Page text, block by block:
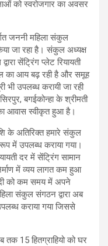
को स्वरोजगार का अवसर
जननी महिला संकुल
जा रहा है। संकुल अध्यक्ष
सेंट्रिंग प्लेट रियायती
का आय बढ़ रही है और समूह
भी उपलब्ध करायी जा रही
बगईकोन्हा के श्रीमती
आवास स्वीकृत हुआ है।
के अतिरिक्त हमारे संकुल
में उपलब्ध कराया गया।
दर में सेंट्रिंग सामान
में व्यय लागत कम हुआ
को कम समय में अपने
संकुल संगठन द्वारा अब
कराया गया जिससे
तक 15 हितग्राहियो को घर